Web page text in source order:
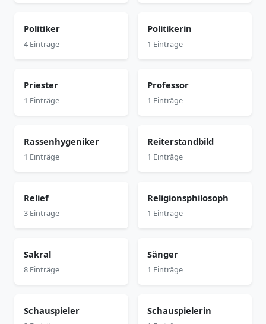
Politiker
4 Einträge
Politikerin
1 Einträge
Priester
1 Einträge
Professor
1 Einträge
Rassenhygeniker
1 Einträge
Reiterstandbild
1 Einträge
Relief
3 Einträge
Religionsphilosoph
1 Einträge
Sakral
8 Einträge
Sänger
1 Einträge
Schauspieler Schauspielerin